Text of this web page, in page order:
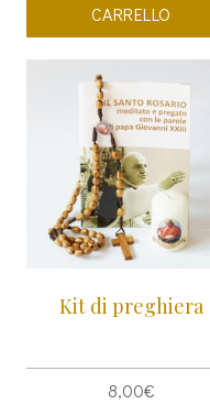
CARRELLO
Kit di preghiera
8,00€